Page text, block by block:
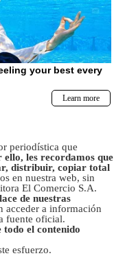
periodística que
ello, les recordamos que
distribuir, copiar total
en nuestra web, sin
El Comercio S.A.
de nuestras
acceder a información
fuente oficial.
el contenido
esfuerzo.